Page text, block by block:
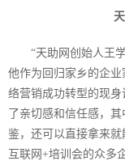
“天助网创始人王
他作为回归家乡的企
络营销成功转型的现身
了亲切感和信任感，
鉴，还可以直接拿来就
互联网 +培训会的众多